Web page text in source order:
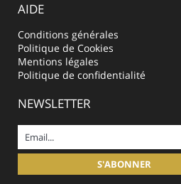
AIDE
Conditions générales
Politique de Cookies
Mentions légales
Politique de confidentialité
NEWSLETTER